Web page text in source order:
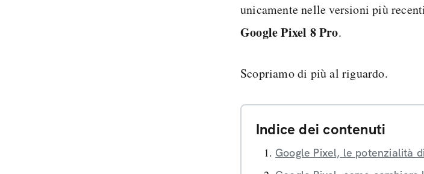
unicamente nelle versioni più
Google Pixel 8 Pro.
Scopriamo di più al riguardo.
Indice dei contenuti
Google Pixel, le potenzialità